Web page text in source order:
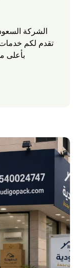
الشركة
تقدم لكم خدمات
بأعلى